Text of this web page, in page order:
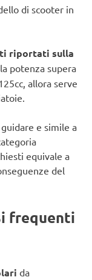
di scooter in
riportati sulla
potenza supera
allora serve
e simile a
equivale a
del
frequenti
da